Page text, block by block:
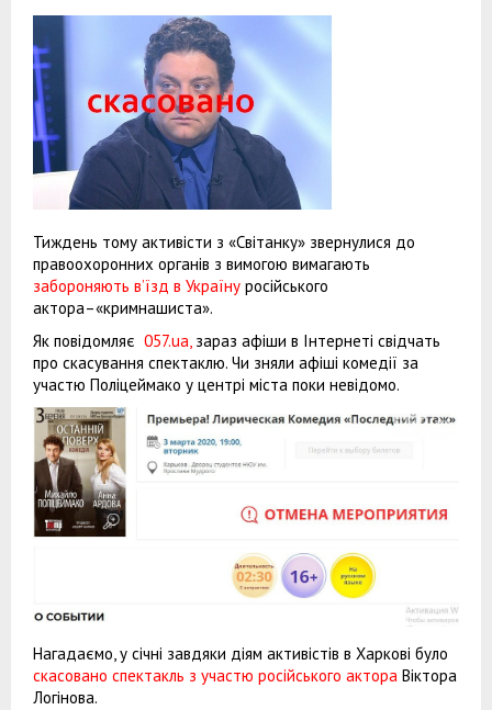
Тиждень тому активісти з «Світанку» звернулися до
правоохоронних органів з вимогою вимагають
забороняють в’їзд в Україну російського
актора–«кримнашиста».
Як повідомляє 057.ua, зараз афіши в Інтернеті свідчать
про скасування спектаклю. Чи зняли афіші комедії за
участю Поліцеймако у центрі міста поки невідомо.
Нагадаємо, у січні завдяки діям активістів в Харкові було
скасовано спектакль з участю російського актора Віктора
Логінова.